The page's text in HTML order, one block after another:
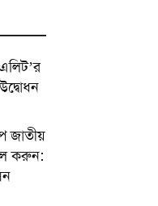
জাতীয়
করুন: